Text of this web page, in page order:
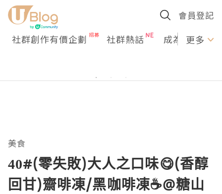
會員登記
社群創作有價企劃 社群熱話 成為U更多
美食
40#(零失敗)大人之口味😋(香醇
回甘)齋啡凍/黑咖啡凍☕@糖山